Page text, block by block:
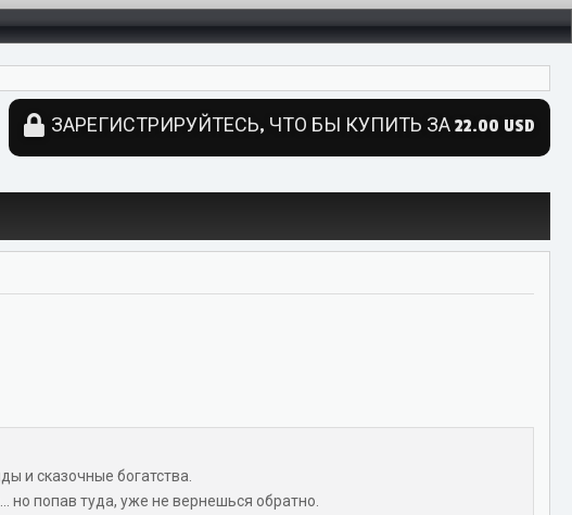
ЗАРЕГИСТРИРУЙТЕСЬ, ЧТО БЫ КУПИТЬ ЗА 22.00 USD
и сказочные богатства.
но попав туда, уже не вернешься обратно.